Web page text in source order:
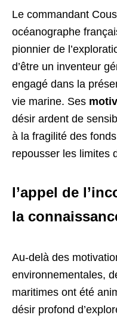
Le commandant
océanographe
pionnier de
d’être un inventeur
engagé dans la
vie marine. Ses
désir ardent de
à la fragilité des
repousser les limites
l’appel de
la
Au-delà des
environnementales,
maritimes ont été
désir profond